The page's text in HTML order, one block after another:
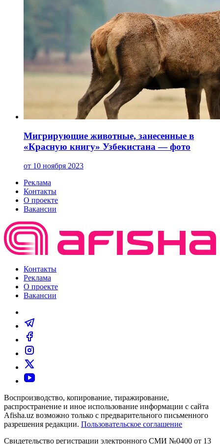
Мигрирующие животные, занесенные в
«Красную книгу» Узбекистана — фото
от 10 ноября 2023
Реклама
Контакты
О проекте
Вакансии
Контакты
Реклама
О проекте
Вакансии
Воспроизводство, копирование, тиражирование,
распространение и иное использование информации с сайта
Afisha.uz возможно только с предварительного письменного
разрешения редакции. Пользовательское соглашение
Свидетельство регистрации электронного СМИ №0400 от 13